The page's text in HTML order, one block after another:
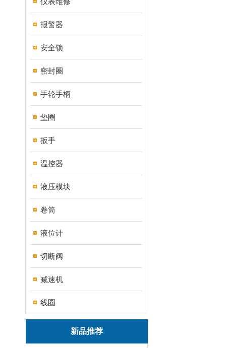
报警器
安全锁
密封圈
手轮手柄
垫圈
扳手
温控器
液压模块
卷筒
液位计
切断阀
减速机
线圈
新品推荐